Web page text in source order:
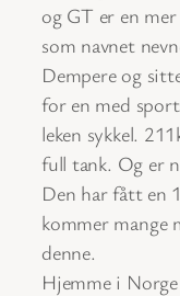
og GT er en
som navnet
Dempere og
for en med
leken sykkel.
full tank. Og er
Den har fått en
kommer mange
denne.
Hjemme i Norge